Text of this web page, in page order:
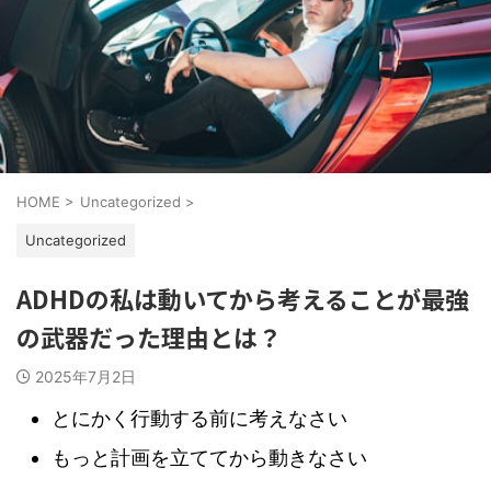
HOME > Uncategorized >
Uncategorized
ADHDの私は動いてから考えることが最強
の武器だった理由とは？
2025年7月2日
とにかく行動する前に考えなさい
もっと計画を立ててから動きなさい